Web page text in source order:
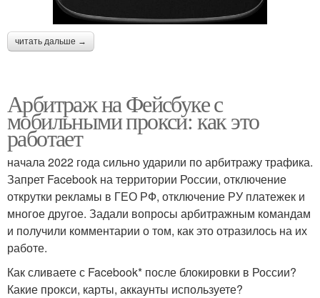
читать дальше →
Арбитраж на Фейсбуке с
мобильными прокси: как это
работает
начала 2022 года сильно ударили по арбитражу трафика.
Запрет Facebook на территории России, отключение
открутки рекламы в ГЕО РФ, отключение РУ платежек и
многое другое. Задали вопросы арбитражным командам
и получили комментарии о том, как это отразилось на их
работе.
Как сливаете с Facebook* после блокировки в России?
Какие прокси, карты, аккаунты используете?